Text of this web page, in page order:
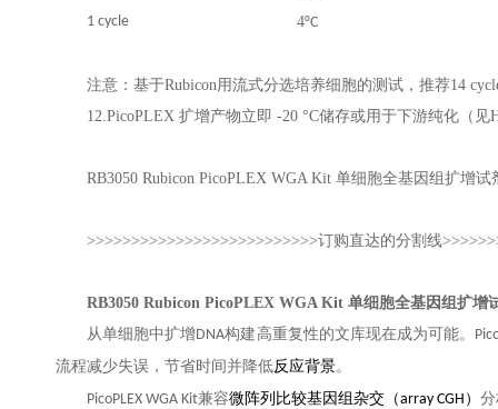
1 cycle
4°C
注意：基于Rubicon用流式分选培养细胞的测试，推荐14
12.PicoPLEX 扩增产物立即 -20 °C储存或用于下游纯化（见
RB3050 Rubicon PicoPLEX WGA Kit 单细胞全基因组扩增
>>>>>>>>>>>>>>>>>>>>>>>>>>订购直达的分割线
RB3050 Rubicon PicoPLEX WGA Kit 单细胞全基因组扩增
从单细胞中扩增DNA构建高重复性的文库现在成为可能。
流程减少失误， 节省时间并降低反应背景。
PicoPLEX WGA Kit兼容微阵列比较基因组杂交（array CGH） 分